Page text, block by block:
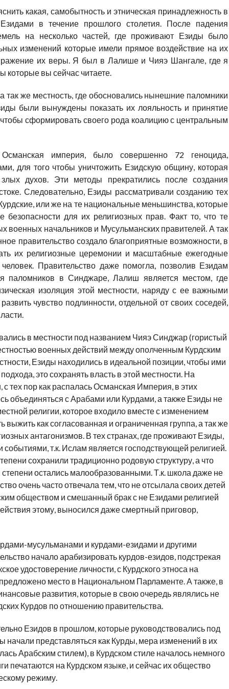
какая, самобытность и этническая принадлежность в
в течение прошлого столетия. После падения
на несколько частей, где проживают Езиды было
изменений которые имели прямое воздействие на их
их веры. Я был в Лалише и Чияэ Шангале, где я
которые вы сейчас читаете.
же местность, где обосновались нынешние паломники
были вынуждены показать их лояльность и принятие
сформировать своего рода коалицию с центральным
империя, было совершенно 72 геноцида,
для того чтобы уничтожить Езидскую общину, которая
духов. Эти методы прекратились после создания
Следовательно, Езиды рассматривали созданию тех
или же на те национальные меньшинства, которые
безопасности для их религиозных прав. Факт то, что те
военных начальников и Мусульманских правителей. А так
правительство создало благоприятные возможности, в
их религиозные церемонии и масштабные ежегодные
Правительство даже помогла, позволив Езидам
паломников в Синджаре, Лалиш является местом, где
изоляция этой местности, наряду с ее важными
чувство подлинности, отдельной от своих соседей,
в местности под названием Чияэ Синджар (гористый
военных действий между ополченным Курдским
Езиды находились в идеальной позиции, чтобы ими
это сохранять власть в этой местности. На
тех пор как распалась Османская Империя, в этих
объединяться с Арабами или Курдами, а также Езиды не
религии, которое входило вместе с изменением
выжить как согласованная и ограниченная группа, а так же
антагонизмов. В тех странах, где проживают Езиды,
т.к. Ислам является господствующей религией.
сохранили традиционно родовую структуру, а что
степени остались малообразованными. Т.к. школа даже не
очень часто отвечала тем, что не отсылала своих детей
обществом и смешанный брак с не Езидами религией
этому, выносился даже смертный приговор,
мусульманами и курдами-езидами и другими
начало арабизировать курдов-езидов, подстрекая
удостоверение личности, с Курдского этноса на
место в Национальном Парламенте. А также, в
развития, которые в свою очередь являлись не
Курдов по отношению правительства.
Езидов в прошлом, которые руководствовались под
представляться как Курды, мера изменений в их
Арабским стилем), в Курдском стиле началось немного
печатаются на Курдском языке, и сейчас их общество
режиму.